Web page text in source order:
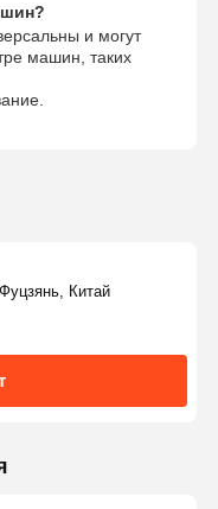
и могут
машин, таких
Китай